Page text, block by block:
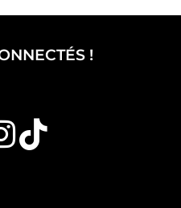
!